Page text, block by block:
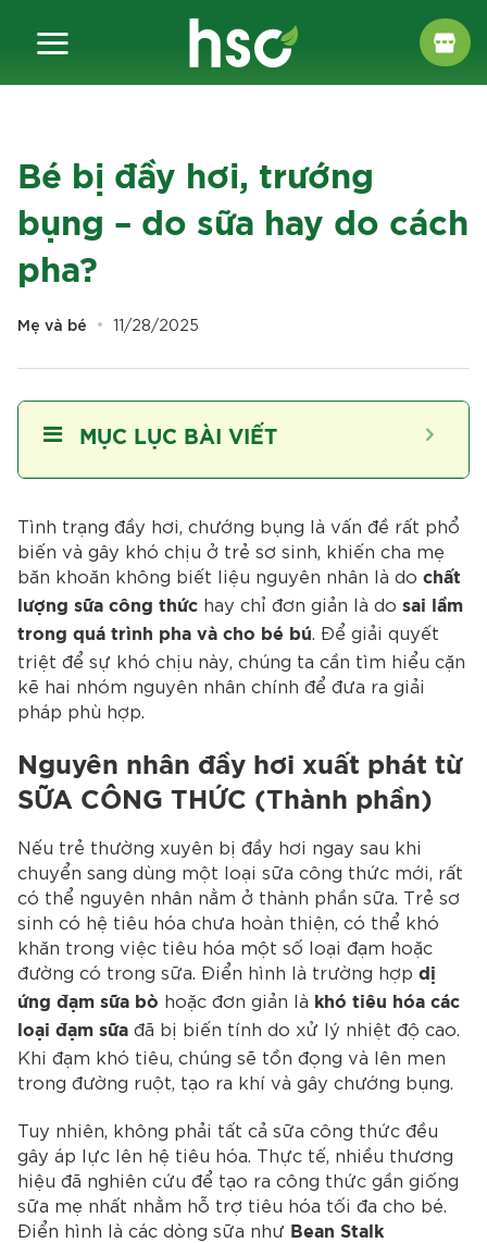
Bé bị đầy hơi, trướng
bụng – do sữa hay do cách
pha?
Mẹ và bé 11/28/2025
MỤC LỤC BÀI VIẾT
Tình trạng đầy hơi, chướng bụng là vấn đề rất phổ
biến và gây khó chịu ở trẻ sơ sinh, khiến cha mẹ
băn khoăn không biết liệu nguyên nhân là do chất
lượng sữa công thứchay chỉ đơn giản là do sai lầm
trong quá trình pha và cho bé bú
. Để giải quyết
triệt để sự khó chịu này, chúng ta cần tìm hiểu cặn
kẽ hai nhóm nguyên nhân chính để đưa ra giải
pháp phù hợp.
Nguyên nhân đầy hơi xuất phát từ
SỮA CÔNG THỨC (Thành phần)
Nếu trẻ thường xuyên bị đầy hơi ngay sau khi
chuyển sang dùng một loại sữa công thức mới, rất
có thể nguyên nhân nằm ở thành phần sữa. Trẻ sơ
sinh có hệ tiêu hóa chưa hoàn thiện, có thể khó
khăn trong việc tiêu hóa một số loại đạm hoặc
đường có trong sữa. Điển hình là trường hợp dị
ứng đạm sữa bò hoặc đơn giản là khó tiêu hóa các
loại đạm sữađã bị biến tính do xử lý nhiệt độ cao.
Khi đạm khó tiêu, chúng sẽ tồn đọng và lên men
trong đường ruột, tạo ra khí và gây chướng bụng.
Tuy nhiên, không phải tất cả sữa công thức đều
gây áp lực lên hệ tiêu hóa. Thực tế, nhiều thương
hiệu đã nghiên cứu để tạo ra công thức gần giống
sữa mẹ nhất nhằm hỗ trợ tiêu hóa tối đa cho bé.
Điển hình là các dòng sữa như Bean Stalk